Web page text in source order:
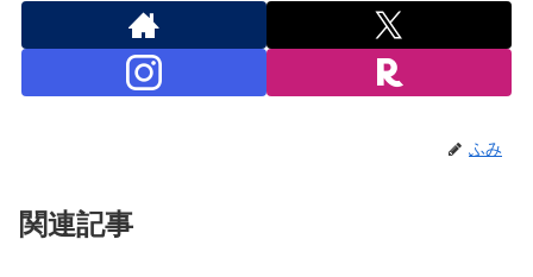
ふみ
関連記事